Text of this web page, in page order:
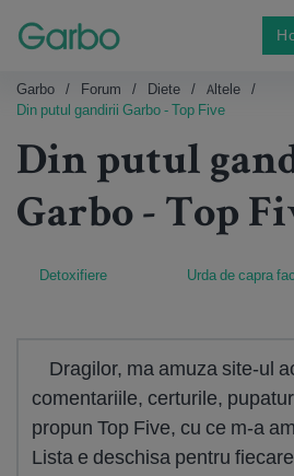
Garbo Forum Diete
Altele
Din putul gandirii Garbo - Top Five
Din putul
Garbo - Top
Detoxifiere Urda de capra
Dragilor, ma amuza site-ul
comentariile, certurile,
propun Top Five, cu ce m-a
Lista e deschisa pentru